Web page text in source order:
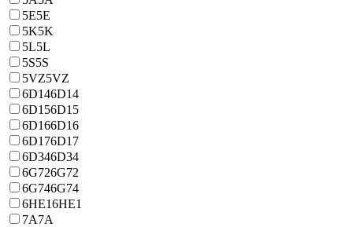
5E5E
5K5K
5L5L
5S5S
5VZ5VZ
6D146D14
6D156D15
6D166D16
6D176D17
6D346D34
6G726G72
6G746G74
6HE16HE1
7A7A